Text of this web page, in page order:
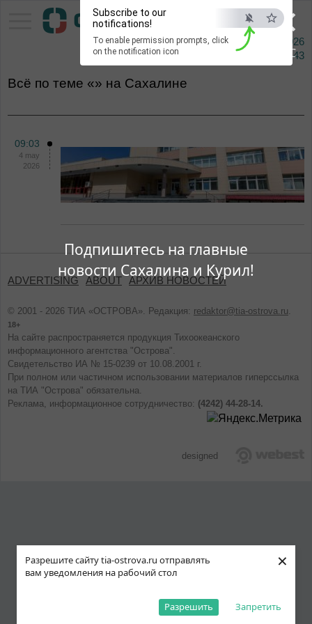
Разрешите сайту tia-ostrova.ru отправлять
вам уведомления на рабочий стол
Запретить
Разрешить
×
×
ESC
Подпишитесь на главные
новости Сахалина и Курил!
Subscribe to our
notifications!
To enable permission prompts, click
on the notification icon
Pacific Information Agency
7 augusta 2026
14:43
Всё по теме «» на Сахалине
09:03
4 may
2026
ADVERTISING ABOUT АРХИВ НОВОСТЕЙ
© 2001 - 2026 ТИА «ОСТРОВА». Редакция: redaktor@tia-ostrova.ru.
18+
На сайте распространяется продукция Тихоокеанского
информационного агентства "Острова".
Свидетельство ИА № 15-0239 от 10.08.2001 г.
При полном или частичном использовании материалов гиперссылка
на ТИА "Острова" обязательна.
Реклама, информационное сотрудничество: (4242) 44-28-14.
designed